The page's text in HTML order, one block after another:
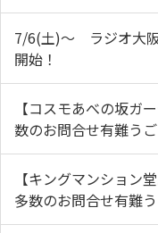
7/6(土)～ ラジオ大
開始！
【コスモあべの坂ガ
数のお問合せ有難うご
【キングマンション
多数のお問合せ有難